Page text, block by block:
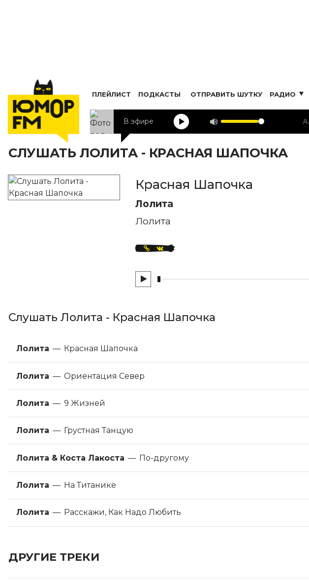
ПЛЕЙЛИСТ ПОДКАСТЫ ОТПРАВИТЬ ШУТКУ РАДИО
В эфире Алексей
СЛУШАТЬ ЛОЛИТА - КРАСНАЯ ШАПОЧКА
Красная Шапочка
Лолита
Лолита
Слушать Лолита - Красная Шапочка
Лолита — Красная Шапочка
Лолита — Ориентация Север
Лолита — 9 Жизней
Лолита — Грустная Танцую
Лолита & Коста Лакоста — По-другому
Лолита — На Титанике
Лолита — Расскажи, Как Надо Любить
ДРУГИЕ ТРЕКИ